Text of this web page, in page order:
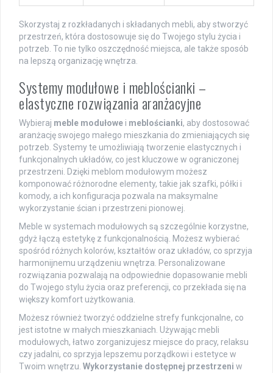
Skorzystaj z rozkładanych i składanych mebli, aby stworzyć
przestrzeń, która dostosowuje się do Twojego stylu życia i
potrzeb. To nie tylko oszczędność miejsca, ale także sposób
na lepszą organizację wnętrza.
Systemy modułowe i meblościanki –
elastyczne rozwiązania aranżacyjne
Wybieraj meble modułowe i meblościanki, aby dostosować
aranżację swojego małego mieszkania do zmieniających się
potrzeb. Systemy te umożliwiają tworzenie elastycznych i
funkcjonalnych układów, co jest kluczowe w ograniczonej
przestrzeni. Dzięki meblom modułowym możesz
komponować różnorodne elementy, takie jak szafki, półki i
komody, a ich konfiguracja pozwala na maksymalne
wykorzystanie ścian i przestrzeni pionowej.
Meble w systemach modułowych są szczególnie korzystne,
gdyż łączą estetykę z funkcjonalnością. Możesz wybierać
spośród różnych kolorów, kształtów oraz układów, co sprzyja
harmonijnemu urządzeniu wnętrza. Personalizowane
rozwiązania pozwalają na odpowiednie dopasowanie mebli
do Twojego stylu życia oraz preferencji, co przekłada się na
większy komfort użytkowania.
Możesz również tworzyć oddzielne strefy funkcjonalne, co
jest istotne w małych mieszkaniach. Używając mebli
modułowych, łatwo zorganizujesz miejsce do pracy, relaksu
czy jadalni, co sprzyja lepszemu porządkowi i estetyce w
Twoim wnętrzu. Wykorzystanie dostępnej przestrzeni w